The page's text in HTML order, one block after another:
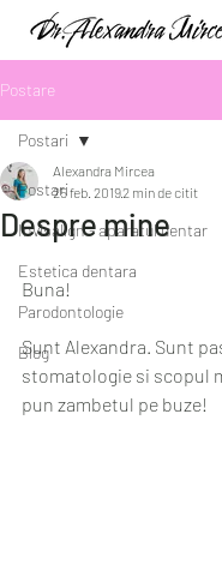
Postare
Postari
Invisalign - aparatul dentar
Estetica dentara
Parodontologie
Blog
Postari
Despre mine
Alexandra Mircea
25 feb. 20192 min de citit
Buna!
Sunt Alexandra. Sunt
stomatologie si scopul
pun zambetul pe buze!